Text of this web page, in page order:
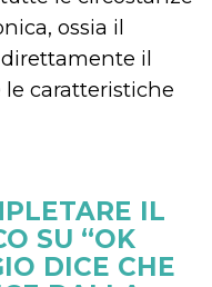
ossia il
il
caratteristiche
IL
SU “OK
DICE CHE
di
dell'utente
Inc.
3 mesi
Utilizzato
mantenere
29 minuti
58
Questo
viene